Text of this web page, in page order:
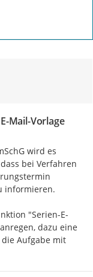
Mail-Vorlage
wird es
bei Verfahren
informieren.
"Serien-E-
dazu eine
die Aufgabe mit